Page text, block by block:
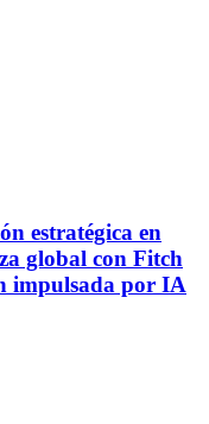
estratégica en
global con Fitch
impulsada por IA